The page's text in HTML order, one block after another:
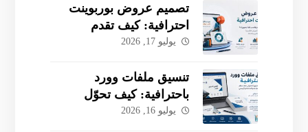
تصميم عروض بوربوينت
احترافية: كيف تقدم
مشروعك وتكسب ثقة
يوليو 17, 2026
تنسيق ملفات وورد
باحترافية: كيف تحوّل
المحتوى الخام إلى تقرير
يوليو 16, 2026